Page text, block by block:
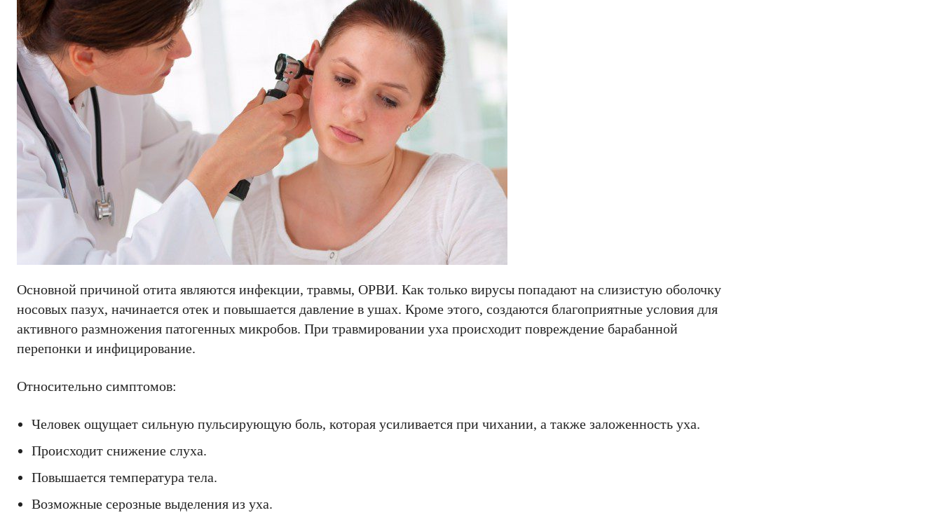
Основной причиной отита являются инфекции, травмы, ОРВИ. Как только вирусы попадают на слизистую оболочку
носовых пазух, начинается отек и повышается давление в ушах. Кроме этого, создаются благоприятные условия для
активного размножения патогенных микробов. При травмировании уха происходит повреждение барабанной
перепонки и инфицирование.
Относительно симптомов:
Человек ощущает сильную пульсирующую боль, которая усиливается при чихании, а также заложенность уха.
Происходит снижение слуха.
Повышается температура тела.
Возможные серозные выделения из уха.